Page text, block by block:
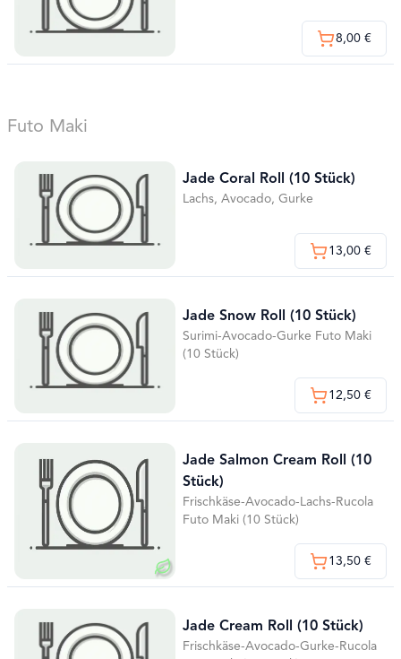
8,00 €
Futo Maki
Jade Coral Roll (10 Stück)
Lachs, Avocado, Gurke
13,00 €
Jade Snow Roll (10 Stück)
Surimi-Avocado-Gurke Futo Maki
(10 Stück)
12,50 €
Jade Salmon Cream Roll (10
Stück)
Frischkäse-Avocado-Lachs-Rucola
Futo Maki (10 Stück)
13,50 €
Jade Cream Roll (10 Stück)
Frischkäse-Avocado-Gurke-Rucola